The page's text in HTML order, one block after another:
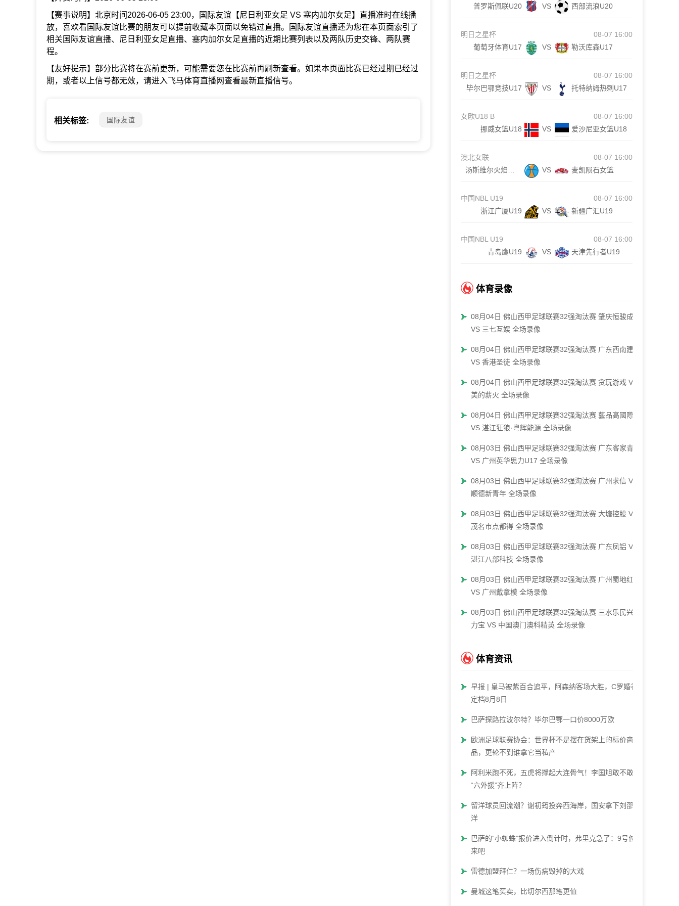
【赛事说明】北京时间2026-06-05 23:00，国际友谊【尼日利亚女足 VS 塞内加尔女足】直播准时在线播
放，喜欢看国际友谊比赛的朋友可以提前收藏本页面以免错过直播。国际友谊直播还为您在本页面索引了
相关国际友谊直播、尼日利亚女足直播、塞内加尔女足直播的近期比赛列表以及两队历史交锋、两队赛
程。
【友好提示】部分比赛将在赛前更新，可能需要您在比赛前再刷新查看。如果本页面比赛已经过期已经过
期，或者以上信号都无效，请进入飞马体育直播网查看最新直播信号。
相关标签: 国际友谊
普罗斯佩联U20 VS 西部流浪U20
明日之星杯
08-07 16:00
葡萄牙体育U17
VS 勒沃库森U17
明日之星杯
08-07 16:00
毕尔巴鄂竞技U17
VS 托特纳姆热刺U17
女欧U18 B
08-07 16:00
挪威女篮U18
VS 爱沙尼亚女篮U18
澳北女联
08-07 16:00
VS 麦凯陨石女篮
中国NBL U19
08-07 16:00
浙江广厦U19
VS 新疆广汇U19
中国NBL U19
08-07 16:00
青岛鹰U19
VS 天津先行者U19
体育录像
08月04日 佛山西甲足球联赛32强淘汰赛 肇庆恒骏成
VS 三七互娱 全场录像
08月04日 佛山西甲足球联赛32强淘汰赛 广东西南建设
VS 香港圣徒 全场录像
08月04日 佛山西甲足球联赛32强淘汰赛 贪玩游戏 VS
美的薪火 全场录像
08月04日 佛山西甲足球联赛32强淘汰赛 藝品高國際
VS 湛江狂狼·粵辉能源 全场录像
08月03日 佛山西甲足球联赛32强淘汰赛 广东客家青年
VS 广州英华思力U17 全场录像
08月03日 佛山西甲足球联赛32强淘汰赛 广州求信 VS
顺德新青年 全场录像
08月03日 佛山西甲足球联赛32强淘汰赛 大塘控股 VS
茂名市点都得 全场录像
08月03日 佛山西甲足球联赛32强淘汰赛 广东凤铝 VS
湛江八部科技 全场录像
08月03日 佛山西甲足球联赛32强淘汰赛 广州蜀地红
VS 广州戴拿模 全场录像
08月03日 佛山西甲足球联赛32强淘汰赛 三水乐民兴健
力宝 VS 中国澳门澳科精英 全场录像
体育资讯
早报 | 皇马被紫百合追平，阿森纳客场大胜，C罗婚礼
定档8月8日
巴萨探路拉波尔特？毕尔巴鄂一口价8000万欧
欧洲足球联赛协会：世界杯不是摆在货架上的标价商
品，更轮不到谁拿它当私产
阿利米跑不死，五虎将撑起大连骨气！李国旭敢不敢让
“六外援”齐上阵？
留洋球员回流潮？谢初筠投奔西海岸，国安拿下刘邵子
洋
巴萨的“小蜘蛛”报价进入倒计时，弗里克急了：9号位快
来吧
雷德加盟拜仁？一场伤病毁掉的大戏
曼城这笔买卖，比切尔西那笔更值